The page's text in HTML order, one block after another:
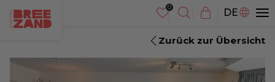
DE
NL
EN
Zurück zur Übersicht